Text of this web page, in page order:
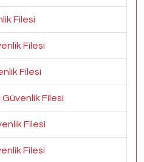
Filesi
Filesi
Filesi
Filesi
Filesi
Filesi